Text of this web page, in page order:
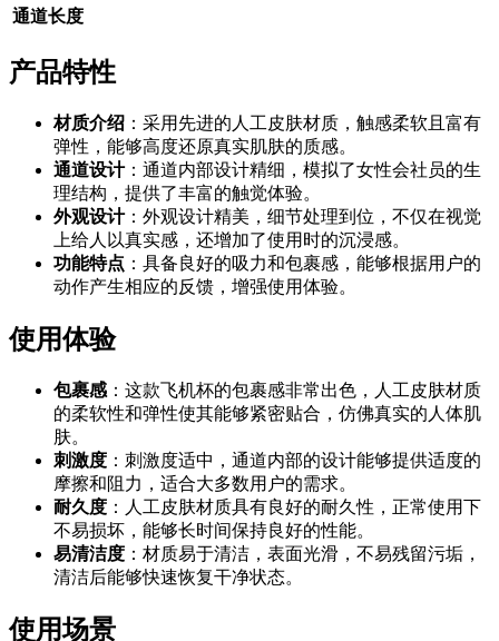
通道长度
产品特性
材质介绍 ：采用先进的人工皮肤材质，触感柔软且富有
弹性，能够高度还原真实肌肤的质感。
通道设计：通道内部设计精细，模拟了女性会社员的生
理结构，提供了丰富的触觉体验。
外观设计：外观设计精美，细节处理到位，不仅在视觉
上给人以真实感，还增加了使用时的沉浸感。
功能特点 ：具备良好的吸力和包裹感，能够根据用户的
动作产生相应的反馈，增强使用体验。
使用体验
包裹感 ：这款飞机杯的包裹感非常出色，人工皮肤材质
的柔软性和弹性使其能够紧密贴合，仿佛真实的人体肌
肤。
刺激度 ：刺激度适中，通道内部的设计能够提供适度的
摩擦和阻力，适合大多数用户的需求。
耐久度 ：人工皮肤材质具有良好的耐久性，正常使用下
不易损坏，能够长时间保持良好的性能。
易清洁度 ：材质易于清洁，表面光滑，不易残留污垢，
清洁后能够快速恢复干净状态。
使用场景